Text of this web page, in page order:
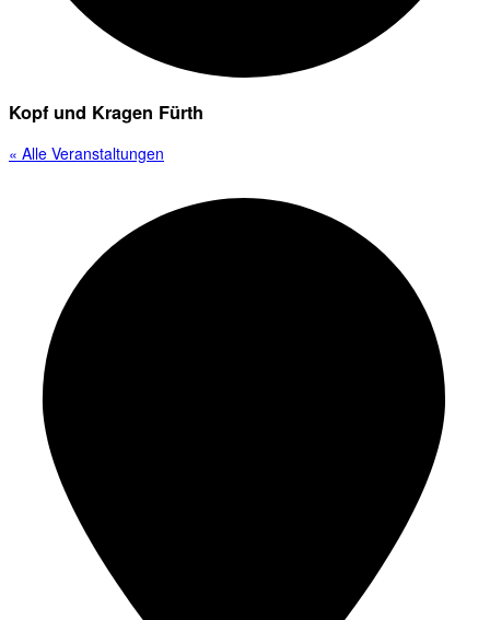
Kopf und Kragen Fürth
« Alle Veranstaltungen